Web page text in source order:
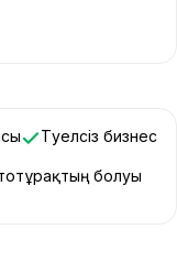
Тәуелсіз бизнес
болуы